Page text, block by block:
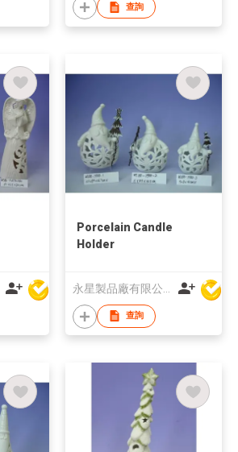
查詢
Porcelain Candle
Holder
查詢